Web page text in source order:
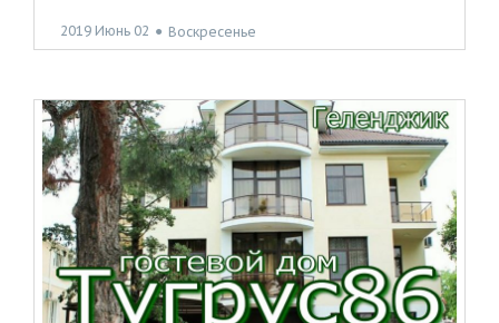
2019 Июнь 02 ● Воскресенье